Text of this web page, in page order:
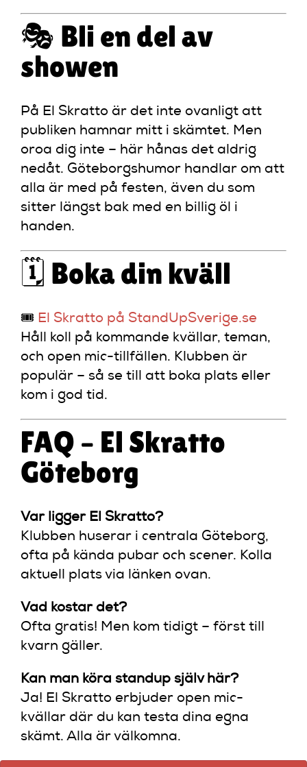
🎭 Bli en del av
showen
På El Skratto är det inte ovanligt att
publiken hamnar mitt i skämtet. Men
oroa dig inte – här hånas det aldrig
nedåt. Göteborgshumor handlar om att
alla är med på festen, även du som
sitter längst bak med en billig öl i
handen.
🗓️ Boka din kväll
🎟️ El Skratto på StandUpSverige.se
Håll koll på kommande kvällar, teman,
och open mic-tillfällen. Klubben är
populär – så se till att boka plats eller
kom i god tid.
FAQ – El Skratto
Göteborg
Var ligger El Skratto?
Klubben huserar i centrala Göteborg,
ofta på kända pubar och scener. Kolla
aktuell plats via länken ovan.
Vad kostar det?
Ofta gratis! Men kom tidigt – först till
kvarn gäller.
Kan man köra standup själv här?
Ja! El Skratto erbjuder open mic-
kvällar där du kan testa dina egna
skämt. Alla är välkomna.